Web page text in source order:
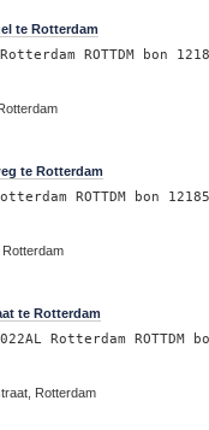
te Rotterdam
ROTTDM bon
te Rotterdam
ROTTDM bon
te Rotterdam
Rotterdam ROTTDM
Rotterdam